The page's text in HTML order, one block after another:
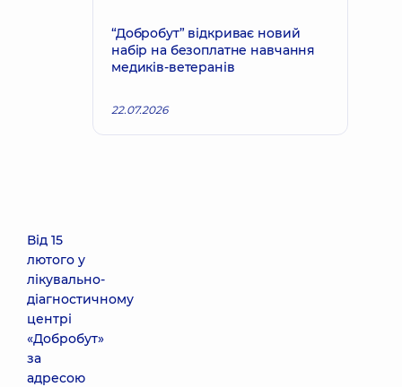
Від 15
лютого у
лікувально-
діагностичному
центрі
«Добробут»
за
адресою
“Добробут” відкриває новий
набір на безоплатне навчання
медиків-ветеранів
22.07.2026